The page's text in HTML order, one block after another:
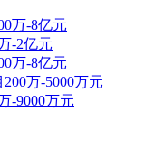
万-8亿元
-2亿元
万-8亿元
万-5000万元
-9000万元